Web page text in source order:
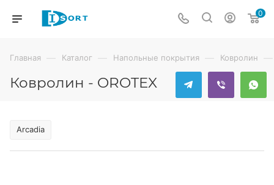
0
Главная — Каталог — Напольные покрытия — Ковролин —
Ковролин - OROTEX
Arcadia